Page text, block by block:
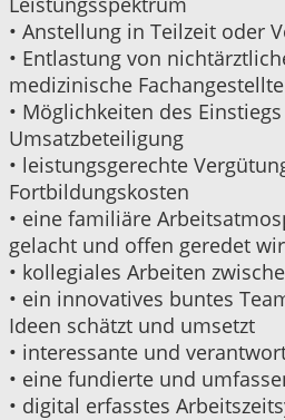
• Anstellung in Teilzeit oder
• Entlastung von
medizinische Fachangestellte
• Möglichkeiten des
Umsatzbeteiligung
• leistungsgerechte
Fortbildungskosten
• eine familiäre
gelacht und offen geredet
• kollegiales Arbeiten
• ein innovatives buntes
Ideen schätzt und umsetzt
• interessante und
• eine fundierte und
• digital erfasstes